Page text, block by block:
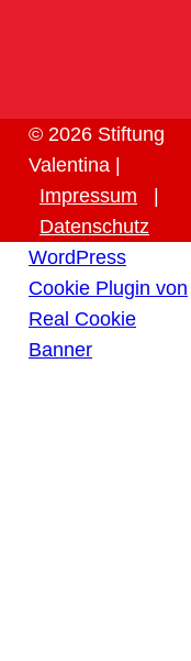
© 2026 Stiftung
Valentina |
Impressum
|
Datenschutz
WordPress
Cookie Plugin von
Real Cookie
Banner